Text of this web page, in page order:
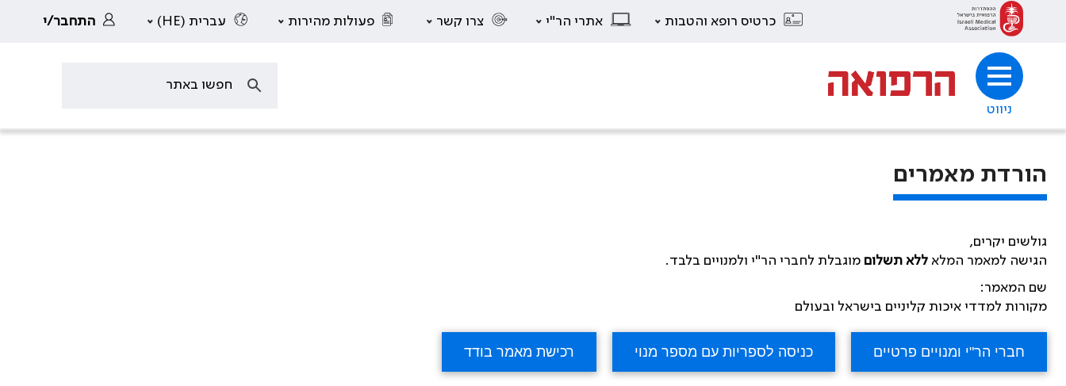
כרטיס רופא והטבות אתרי הר"י צרו קשר פעולות מהירות עברית (HE) התחבר/י
ניווט
הורדת מאמרים
גולשים יקרים,
הגישה למאמר המלאללא תשלום מוגבלת לחברי הר"י ולמנויים בלבד.
שם המאמר:
מקורות למדדי איכות קליניים בישראל ובעולם